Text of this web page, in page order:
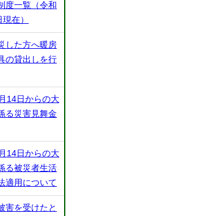
度一覧（令和
在）
した方へ暖房
の貸出しを行
14日からの大
る災害見舞金
14日からの大
る被災者生活
適用について
害を受けたと